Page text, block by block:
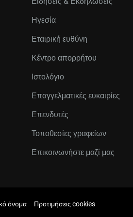
Ηγεσία
Εταιρική ευθύνη
Κέντρο απορρήτου
Ιστολόγιο
Επαγγελματικές ευκαιρίες
Επενδυτές
Τοποθεσίες γραφείων
Επικοινωνήστε μαζί μας
όνομα Προτιμήσεις cookies